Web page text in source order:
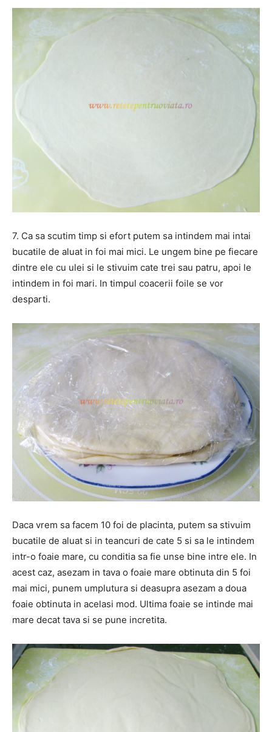
7. Ca sa scutim timp si efort putem sa intindem mai intai
bucatile de aluat in foi mai mici. Le ungem bine pe fiecare
dintre ele cu ulei si le stivuim cate trei sau patru, apoi le
intindem in foi mari. In timpul coacerii foile se vor
desparti.
Daca vrem sa facem 10 foi de placinta, putem sa stivuim
bucatile de aluat si in teancuri de cate 5 si sa le intindem
intr-o foaie mare, cu conditia sa fie unse bine intre ele. In
acest caz, asezam in tava o foaie mare obtinuta din 5 foi
mai mici, punem umplutura si deasupra asezam a doua
foaie obtinuta in acelasi mod. Ultima foaie se intinde mai
mare decat tava si se pune incretita.